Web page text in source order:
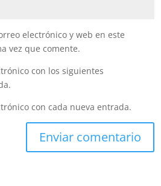
electrónico y web en este
vez que comente.
con los siguientes
con cada nueva entrada.